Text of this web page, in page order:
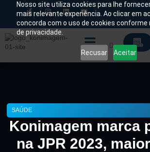
Nosso site utiliza cookies para lhe
mais relevante experiência. Ao clicar em
concorda com o uso de cookies conforme
de privacidade.
Recusar Aceitar
SAÚDE
Konimagem marca
na JPR 2023,